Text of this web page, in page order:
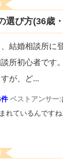
選び方(36歳・
結婚相談所に
所初心者です
が、ど...
ベストアンサー:
れているんですね